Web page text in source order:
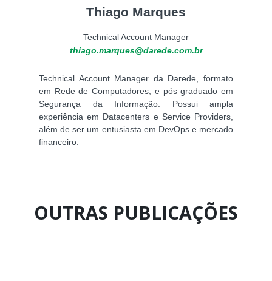
Thiago Marques
Technical Account Manager
thiago.marques@darede.com.br
Technical Account Manager da Darede, formato
em Rede de Computadores, e pós graduado em
Segurança da Informação. Possui ampla
experiência em Datacenters e Service Providers,
além de ser um entusiasta em DevOps e mercado
financeiro.
OUTRAS PUBLICAÇÕES